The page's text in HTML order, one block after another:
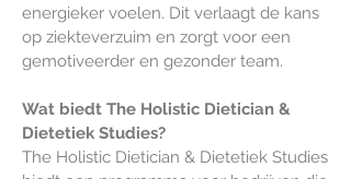
energieker voelen. Dit verlaagt de kans
op ziekteverzuim en zorgt voor een
gemotiveerder en gezonder team.
Wat biedt The Holistic Dietician &
Dietetiek Studies?
The Holistic Dietician & Dietetiek Studies